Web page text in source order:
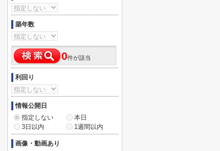
築年数
0件が該当
利回り
情報公開日
指定しない
本日
3日以内
1週間以内
画像・動画あり